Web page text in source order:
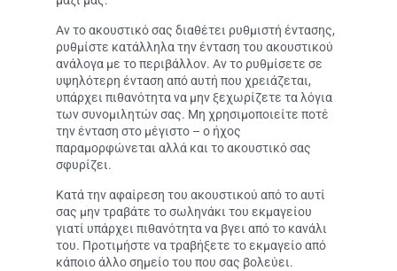
Αν το ακουστικό σας διαθέτει ρυθμιστή έντασης,
ρυθμίστε κατάλληλα την ένταση του ακουστικού
ανάλογα με το περιβάλλον. Αν το ρυθμίσετε σε
υψηλότερη ένταση από αυτή που χρειάζεται,
υπάρχει πιθανότητα να μην ξεχωρίζετε τα λόγια
των συνομιλητών σας. Μη χρησιμοποιείτε ποτέ
την ένταση στο μέγιστο – ο ήχος
παραμορφώνεται αλλά και το ακουστικό σας
σφυρίζει.
Κατά την αφαίρεση του ακουστικού από το αυτί
σας μην τραβάτε το σωληνάκι του εκμαγείου
γιατί υπάρχει πιθανότητα να βγει από το κανάλι
του. Προτιμήστε να τραβήξετε το εκμαγείο από
κάποιο άλλο σημείο του που σας βολεύει.